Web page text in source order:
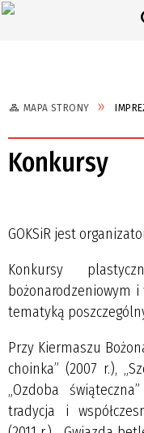
MAPA STRONY
Konkursy
GOKSiR jest
Konkursy
bożonarodzeniowym
tematyką
Przy Kiermaszu
choinka” (2007 r.),
„Ozdoba
tradycja i